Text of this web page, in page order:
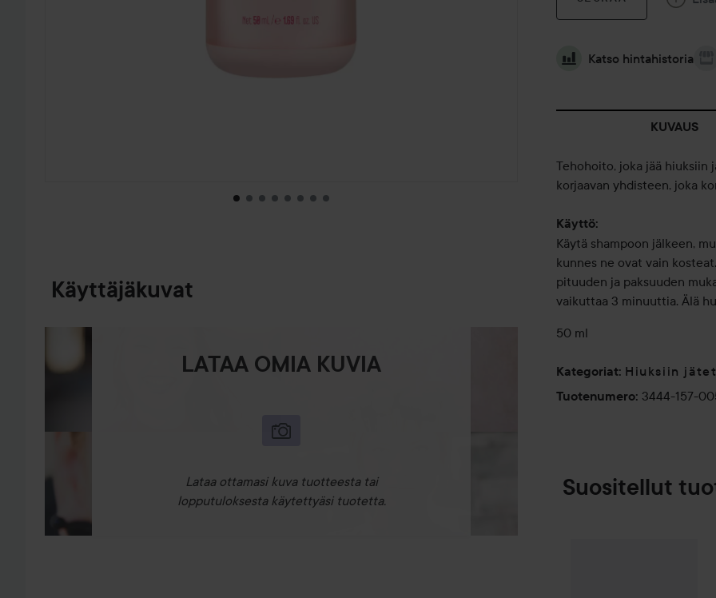
Käyttäjäkuvat
LATAA OMIA KUVIA
Lataa ottamasi kuva tuotteesta tai
lopputuloksesta käytettyäsi tuotetta.
Katso hintahistoria
KUVAUS
Tehohoito, joka jää hiuksiin
korjaavan yhdisteen, joka
Käyttö:
Käytä shampoon jälkeen,
kunnes ne ovat vain
pituuden ja paksuuden
vaikuttaa 3 minuuttia. Älä
50 ml
Kategoriat: Hiuksiin
Tuotenumero: 3444-157-
Suositellut